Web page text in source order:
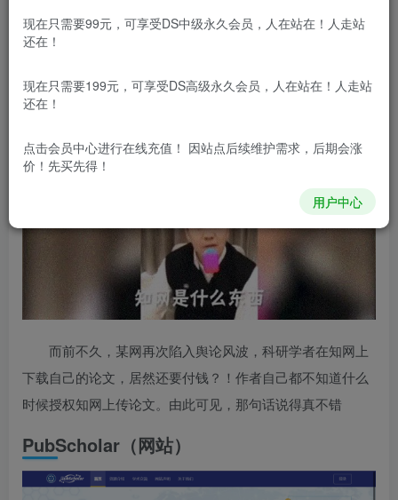
前言
2018年，翟天临一句“知网是什么东西”，次年就被称之
为天临元年，也就是从那时候起，毕业论文的审核变得十分
严格，坚决抵制学术造假。
而前不久，某网再次陷入舆论风波，科研学者在知网上
下载自己的论文，居然还要付钱？！作者自己都不知道什么
时候授权知网上传论文。由此可见，那句话说得真不错
PubScholar（网站）
现在只需要99元，可享受DS中级永久会员，人在站在！人走站
还在！
现在只需要199元，可享受DS高级永久会员，人在站在！人走站
还在！
点击会员中心进行在线充值！ 因站点后续维护需求，后期会涨
价！先买先得！
用户中心